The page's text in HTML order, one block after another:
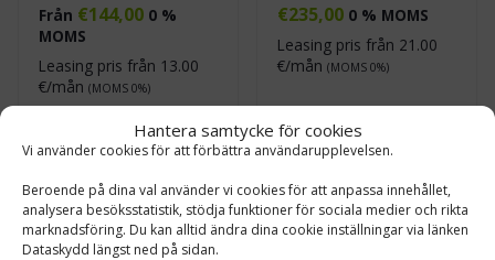
Hantera samtycke för cookies
Vi använder cookies för att förbättra användarupplevelsen.
Beroende på dina val använder vi cookies för att anpassa innehållet,
analysera besöksstatistik, stödja funktioner för sociala medier och rikta
marknadsföring. Du kan alltid ändra dina cookie inställningar via länken
Dataskydd längst ned på sidan.
Från €144,00 0 %
MOMS
Leasing pris från 13.00
€/mån (MOMS 0%)
€235,00 0 % MOMS
Leasing pris från 21.00
€/mån (MOMS 0%)